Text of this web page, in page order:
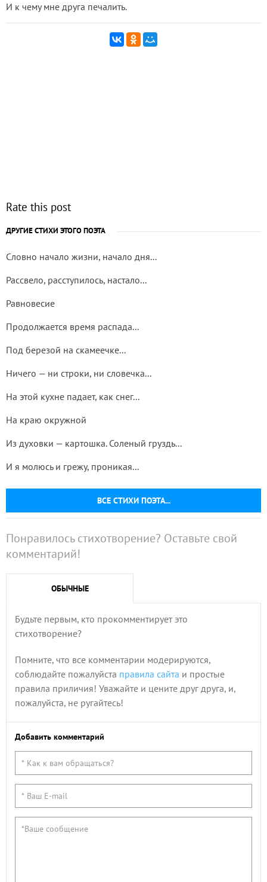
И к чему мне друга печалить.
Rate this post
ДРУГИЕ СТИХИ ЭТОГО ПОЭТА
ВСЕ СТИХИ ПОЭТА...
Словно начало жизни, начало дня...
Рассвело, расступилось, настало...
Равновесие
Продолжается время распада...
Под березой на скамеечке...
Ничего — ни строки, ни словечка...
На этой кухне падает, как снег...
На краю окружной
Из духовки — картошка. Соленый груздь...
И я молюсь и грежу, проникая...
Понравилось стихотворение? Оставьте свой
комментарий!
ОБЫЧНЫЕ
Будьте первым, кто прокомментирует это
стихотворение?
Помните, что все комментарии модерируются,
соблюдайте пожалуйста правила сайта и простые
правила приличия! Уважайте и цените друг друга, и,
пожалуйста, не ругайтесь!
Добавить комментарий